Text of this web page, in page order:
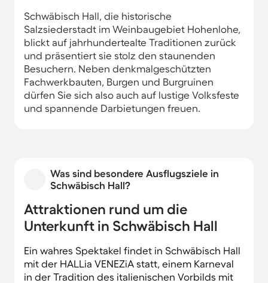
Schwäbisch Hall, die historische
Salzsiederstadt im Weinbaugebiet Hohenlohe,
blickt auf jahrhundertealte Traditionen zurück
und präsentiert sie stolz den staunenden
Besuchern. Neben denkmalgeschützten
Fachwerkbauten, Burgen und Burgruinen
dürfen Sie sich also auch auf lustige Volksfeste
und spannende Darbietungen freuen.
Was sind besondere Ausflugsziele in
Schwäbisch Hall?
Attraktionen rund um die
Unterkunft in Schwäbisch Hall
Ein wahres Spektakel findet in Schwäbisch Hall
mit der HALLia VENEZiA statt, einem Karneval
in der Tradition des italienischen Vorbilds mit